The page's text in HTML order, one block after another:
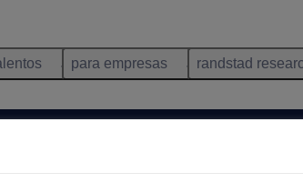
para empresas randstad